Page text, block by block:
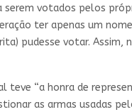
votados pelos
ter apenas um
pudesse votar.
teve “a honra de
as armas usadas